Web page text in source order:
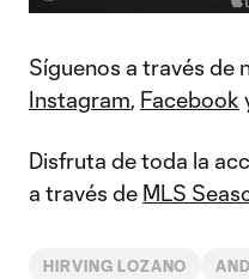
Síguenos a través de
Instagram, Facebook
Disfruta de toda la
a través de MLS
HIRVING LOZANO